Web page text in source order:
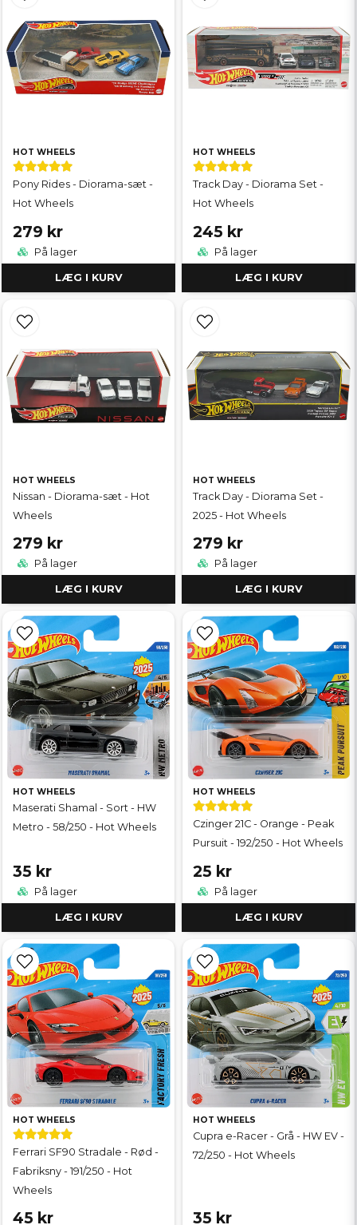
HOT WHEELS
Pony Rides - Diorama-sæt -
Hot Wheels
279 kr
På lager
LÆG I KURV
HOT WHEELS
Track Day - Diorama Set -
Hot Wheels
245 kr
På lager
LÆG I KURV
HOT WHEELS
Nissan - Diorama-sæt - Hot
Wheels
279 kr
På lager
LÆG I KURV
HOT WHEELS
Track Day - Diorama Set -
2025 - Hot Wheels
279 kr
På lager
LÆG I KURV
HOT WHEELS
Maserati Shamal - Sort - HW
Metro - 58/250 - Hot Wheels
35 kr
På lager
LÆG I KURV
HOT WHEELS
Czinger 21C - Orange - Peak
Pursuit - 192/250 - Hot Wheels
25 kr
På lager
LÆG I KURV
HOT WHEELS
Ferrari SF90 Stradale - Rød -
Fabriksny - 191/250 - Hot
Wheels
45 kr
HOT WHEELS
Cupra e-Racer - Grå - HW EV -
72/250 - Hot Wheels
35 kr